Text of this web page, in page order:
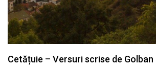
Cetățuie – Versuri scrise de Golban